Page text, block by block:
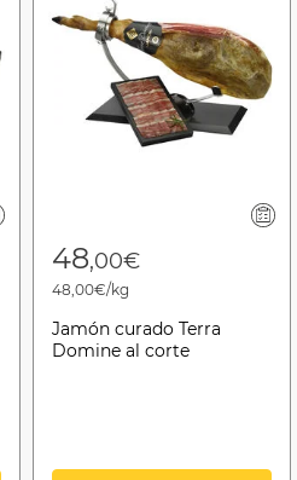
48,00€
48,00€/kg
Jamón curado Terra
Domine al corte